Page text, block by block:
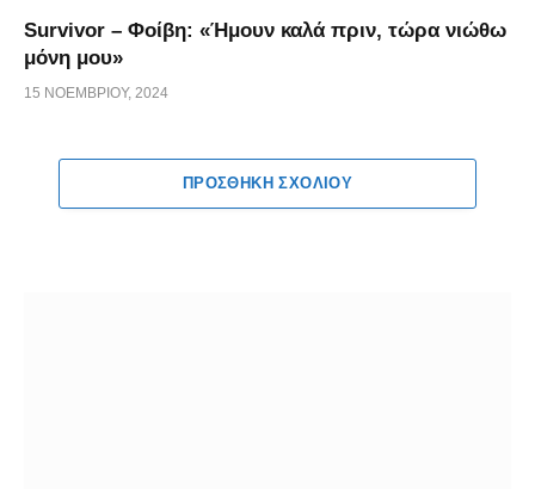
Survivor – Φοίβη: «Ήμουν καλά πριν, τώρα νιώθω
μόνη μου»
15 ΝΟΕΜΒΡΊΟΥ, 2024
ΠΡΟΣΘΉΚΗ ΣΧΟΛΊΟΥ